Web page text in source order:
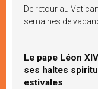
De retour au
semaines de
Le pape Léon
ses haltes
estivales